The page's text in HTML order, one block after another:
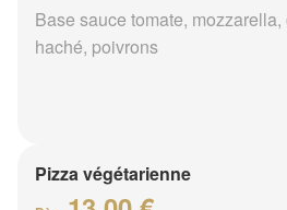
Base sauce tomate,
haché, poivrons
Pizza végétarienne